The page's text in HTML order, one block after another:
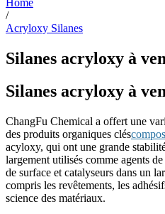
/
Acryloxy Silanes
Silanes acryloxy à
Silanes acryloxy à
ChangFu Chemical a offert une
des produits organiques clés
acyloxy, qui ont une grande
largement utilisés comme agents
de surface et catalyseurs dans un
compris les revêtements, les
science des matériaux.